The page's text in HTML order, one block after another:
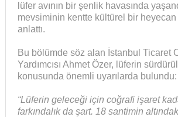
lüfer avının bir şenlik havasında
mevsiminin kentte kültürel bir heyecan
anlattı.
Bu bölümde söz alan İstanbul Ticaret
Yardımcısı Ahmet Özer, lüferin
konusunda önemli uyarılarda bulundu:
“Lüferin geleceği için coğrafi işaret
farkındalık da şart. 18 santimin